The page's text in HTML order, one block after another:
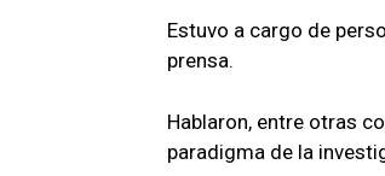
Estuvo a cargo de
prensa.
Hablaron, entre otras
paradigma de la